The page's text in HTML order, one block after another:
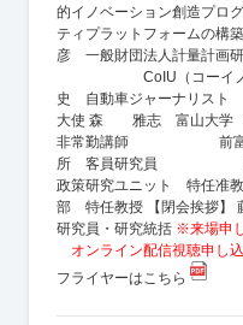
的イノベーション創造プロ
ティプラットフォームの
彦 一般財団法人計量計
CoIU（コーイノベ
史 自動車ジャーナリ
大使 森 雅志 富山
非常勤講師 前富山市
所 客員研究員 東京大
政策研究ユニット 特
部 特任教授 【閉会挨拶
研究員・研究統括 ※来場申
オンライン配信視聴申し
フライヤーはこちら